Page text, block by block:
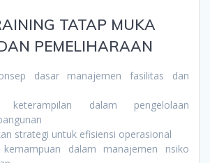
TATAP MUKA
PEMELIHARAAN
dasar manajemen fasilitas dan
keterampilan dalam pengelolaan
strategi untuk efisiensi operasional
kemampuan dalam manajemen risiko